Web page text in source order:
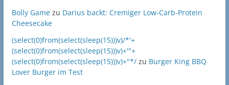
Bolly Gamezu Darius backt: Cremiger Low-Carb-Protein
Cheesecake
(select(0)from(select(sleep(15)))v)/*'+
(select(0)from(select(sleep(15)))v)+'"+
(select(0)from(select(sleep(15)))v)+"*/zu Burger King BBQ
Lover Burger im Test